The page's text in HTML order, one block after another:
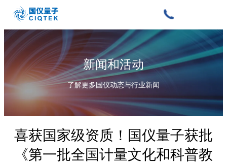
新闻和活动
了解更多国仪动态与行业新闻
喜获国家级资质！国仪量子获批
《第一批全国计量文化和科普教